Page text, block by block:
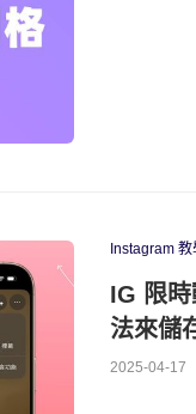
Instagram 教
IG 限
法來儲
2025-04-17